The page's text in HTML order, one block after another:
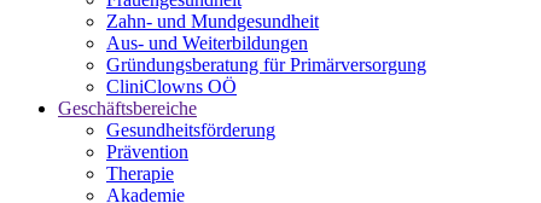
Zahn- und Mundgesundheit
Aus- und Weiterbildungen
Gründungsberatung für Primärversorgung
CliniClowns OÖ
Geschäftsbereiche
Gesundheitsförderung
Prävention
Therapie
Akademie